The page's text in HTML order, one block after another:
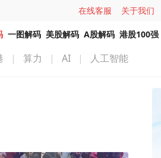
在线客服 关于我们
一图解码 美股解码 A股解码 港股100强
| 算力 | AI | 人工智能